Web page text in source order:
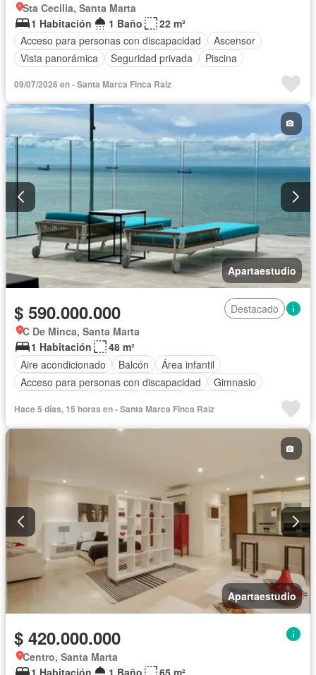
Sta Cecilia, Santa Marta
1 Habitación
1 Baño
22 m²
Acceso para personas con discapacidad
Ascensor
Vista panorámica
Seguridad privada Piscina
09/07/2026 en - Santa Marca Finca Raiz
Apartaestudio
$ 590.000.000
Destacado
C De Minca, Santa Marta
1 Habitación
48 m²
Aire acondicionado
Balcón
Área infantil
Acceso para personas con discapacidad
Gimnasio
Vista panorámica
Sauna Seguridad privada
Hace 5 días, 15 horas en - Santa Marca Finca Raiz
Apartaestudio
$ 420.000.000
Centro, Santa Marta
1 Habitación
1 Baño
65 m²